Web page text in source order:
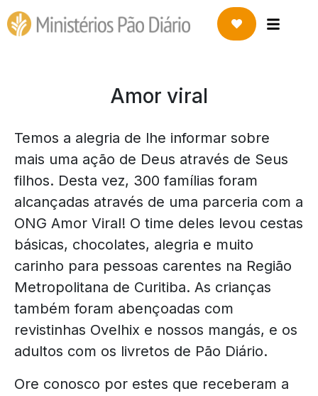
Amor viral
Temos a alegria de lhe informar sobre
mais uma ação de Deus através de Seus
filhos. Desta vez, 300 famílias foram
alcançadas através de uma parceria com a
ONG Amor Viral! O time deles levou cestas
básicas, chocolates, alegria e muito
carinho para pessoas carentes na Região
Metropolitana de Curitiba. As crianças
também foram abençoadas com
revistinhas Ovelhix e nossos mangás, e os
adultos com os livretos de Pão Diário.
Ore conosco por estes que receberam a